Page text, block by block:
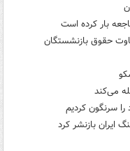
بار کرده است
حقوق بازنشستگان
ایران بازنشر کرد